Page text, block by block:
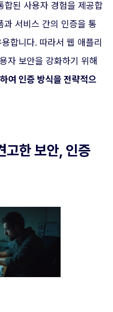
합된 사용자 경험을 제공합
과 서비스 간의 인증을 통
합니다. 따라서 웹 애플리
자 보안을 강화하기 위해
여 인증 방식을 전략적으
고한 보안, 인증